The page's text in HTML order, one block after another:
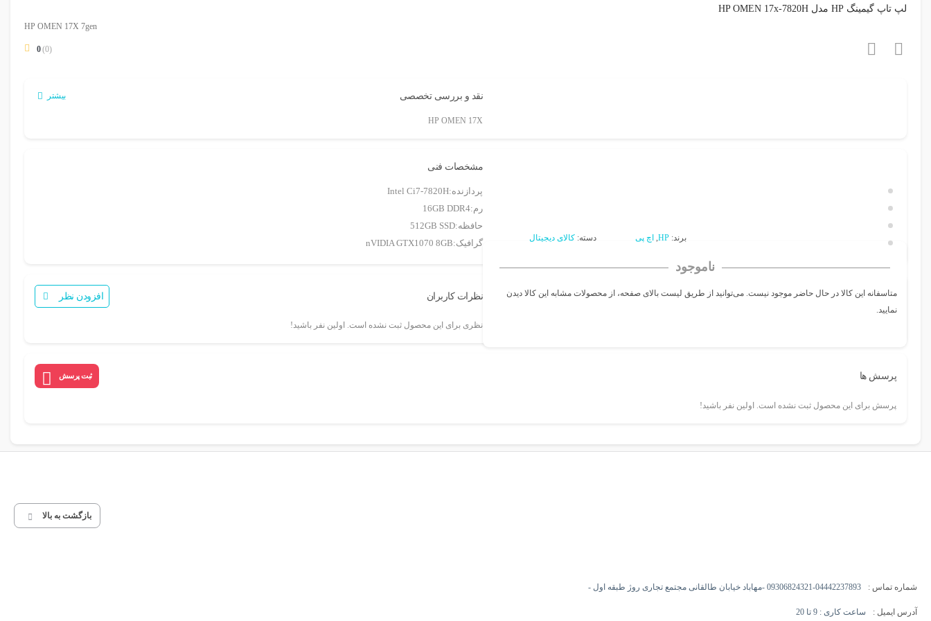
لپ تاپ گیمینگ HP مدل HP OMEN 17x-7820H
HP OMEN 17X 7gen
0 (0)
برند: HP
, اچ پی دسته:کالای دیجیتال
ناموجود
متاسفانه این کالا در حال حاضر موجود نیست. می‌توانید از طریق لیست بالای صفحه، از محصولات مشابه این کالا دیدن
نمایید.
نقد و بررسی تخصصی بیشتر
HP OMEN 17X
مشخصات فنی
پردازنده:Intel Ci7-7820H
رم:16GB DDR4
حافظه:512GB SSD
گرافیک:nVIDIA GTX1070 8GB
نظرات کاربران افزودن نظر
نظری برای این محصول ثبت نشده است. اولین نفر باشید!
پرسش ها ثبت پرسش
پرسش برای این محصول ثبت نشده است. اولین نفر باشید!
بازگشت به بالا
شماره تماس : 09306824321-04442237893 -مهاباد خیابان طالقانی مجتمع تجاری روژ طبقه اول -
آدرس ایمیل : ساعت کاری : 9 تا 20